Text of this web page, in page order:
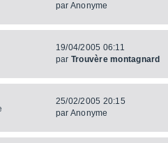
par Anonyme
19/04/2005 06:11
par Trouvère montagnard
25/02/2005 20:15
par Anonyme